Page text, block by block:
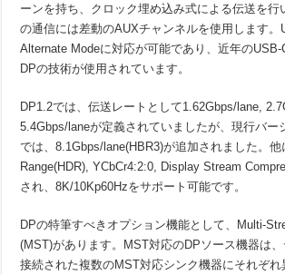
ーンを持ち、クロック埋め込み式による伝送を行
の通信には差動のAUXチャンネルを使用します。
Alternate Modeに対応が可能であり、近年のUSB-
DPの技術が使用されています。
DP1.2では、伝送レートとして1.62Gbps/lane,
5.4Gbps/laneが定義されていましたが、現行バー
では、8.1Gbps/lane(HBR3)が追加されました。
Range(HDR), YCbCr4:2:0, Display Stream
され、8K/10Kp60Hzをサポート可能です。
DPの特筆すべきオプション機能として、Multi-
(MST)があります。MST対応のDPソース機器は
接続された複数のMST対応シンク機器にそれぞ